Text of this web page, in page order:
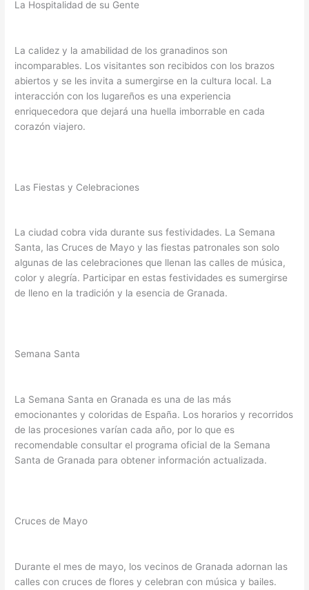
La Hospitalidad de su Gente
La calidez y la amabilidad de los granadinos son
incomparables. Los visitantes son recibidos con los brazos
abiertos y se les invita a sumergirse en la cultura local. La
interacción con los lugareños es una experiencia
enriquecedora que dejará una huella imborrable en cada
corazón viajero.
Las Fiestas y Celebraciones
La ciudad cobra vida durante sus festividades. La Semana
Santa, las Cruces de Mayo y las fiestas patronales son solo
algunas de las celebraciones que llenan las calles de música,
color y alegría. Participar en estas festividades es sumergirse
de lleno en la tradición y la esencia de Granada.
Semana Santa
La Semana Santa en Granada es una de las más
emocionantes y coloridas de España. Los horarios y recorridos
de las procesiones varían cada año, por lo que es
recomendable consultar el programa oficial de la Semana
Santa de Granada para obtener información actualizada.
Cruces de Mayo
Durante el mes de mayo, los vecinos de Granada adornan las
calles con cruces de flores y celebran con música y bailes.